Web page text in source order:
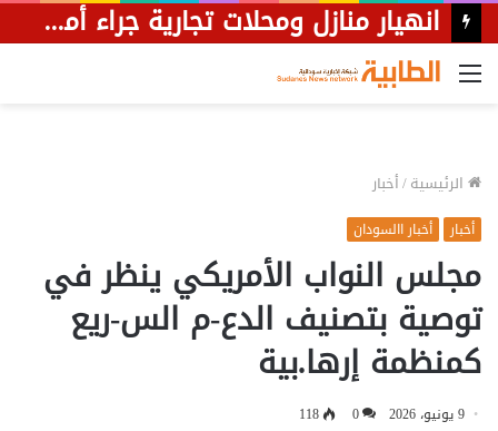
القائمة
الرئيسية/أخبار
أخبار أخبار االسودان
مجلس النواب الأمريكي ينظر في
توصية بتصنيف الدع-م الس-ريع
كمنظمة إرها.بية
9 يونيو، 2026 0
118